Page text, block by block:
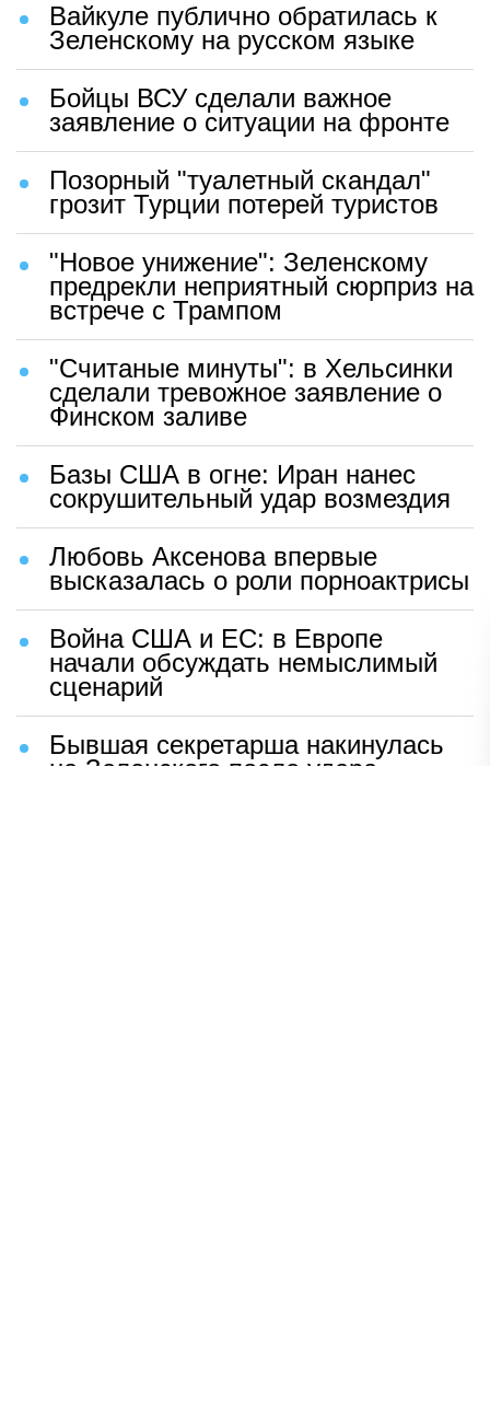
Вайкуле публично обратилась к
Зеленскому на русском языке
Бойцы ВСУ сделали важное
заявление о ситуации на фронте
Позорный "туалетный скандал"
грозит Турции потерей туристов
"Новое унижение": Зеленскому
предрекли неприятный сюрприз на
встрече с Трампом
"Считаные минуты": в Хельсинки
сделали тревожное заявление о
Финском заливе
Базы США в огне: Иран нанес
сокрушительный удар возмездия
Любовь Аксенова впервые
высказалась о роли порноактрисы
Война США и ЕС: в Европе
начали обсуждать немыслимый
сценарий
Бывшая секретарша накинулась
на Зеленского после удара